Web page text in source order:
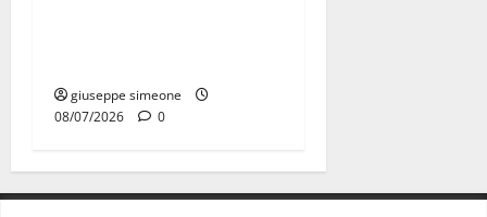
giuseppe simeone
08/07/2026
0